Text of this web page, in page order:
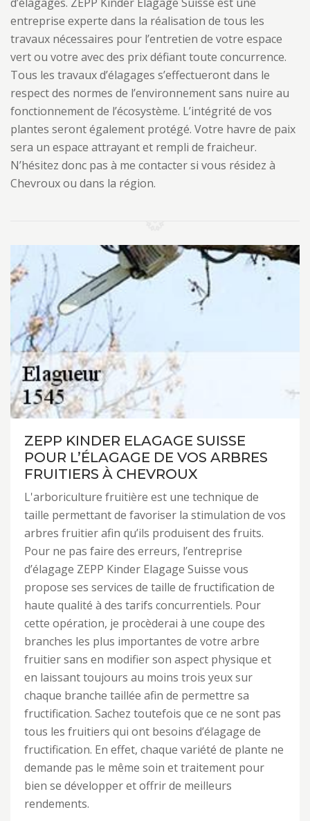
entreprise experte dans la réalisation de tous les
travaux nécessaires pour l’entretien de votre espace
vert ou votre avec des prix défiant toute concurrence.
Tous les travaux d’élagages s’effectueront dans le
respect des normes de l’environnement sans nuire au
fonctionnement de l’écosystème. L’intégrité de vos
plantes seront également protégé. Votre havre de paix
sera un espace attrayant et rempli de fraicheur.
N’hésitez donc pas à me contacter si vous résidez à
Chevroux ou dans la région.
ZEPP KINDER ELAGAGE SUISSE
POUR L’ÉLAGAGE DE VOS ARBRES
FRUITIERS À CHEVROUX
L'arboriculture fruitière est une technique de
taille permettant de favoriser la stimulation de vos
arbres fruitier afin qu’ils produisent des fruits.
Pour ne pas faire des erreurs, l’entreprise
d’élagage ZEPP Kinder Elagage Suisse vous
propose ses services de taille de fructification de
haute qualité à des tarifs concurrentiels. Pour
cette opération, je procèderai à une coupe des
branches les plus importantes de votre arbre
fruitier sans en modifier son aspect physique et
en laissant toujours au moins trois yeux sur
chaque branche taillée afin de permettre sa
fructification. Sachez toutefois que ce ne sont pas
tous les fruitiers qui ont besoins d’élagage de
fructification. En effet, chaque variété de plante ne
demande pas le même soin et traitement pour
bien se développer et offrir de meilleurs
rendements.